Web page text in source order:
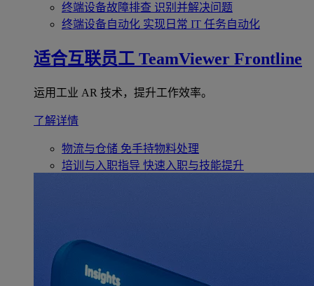
终端设备故障排查 识别并解决问题
终端设备自动化 实现日常 IT 任务自动化
适合互联员工 TeamViewer Frontline
运用工业 AR 技术，提升工作效率。
了解详情
物流与仓储 免手持物料处理
培训与入职指导 快速入职与技能提升